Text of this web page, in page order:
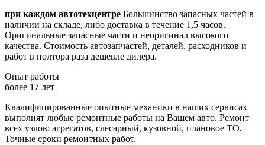
при каждом автотехцентре Большинство запасных частей в
наличии на складе, либо доставка в течение 1,5 часов.
Оригинальные запасные части и неоригинал высокого
качества. Стоимость автозапчастей, деталей, расходников и
работ в полтора раза дешевле дилера.
Опыт работы
более 17 лет
Квалифицированные опытные механики в наших сервисах
выполнят любые ремонтные работы на Вашем авто. Ремонт
всех узлов: агрегатов, слесарный, кузовной, плановое ТО.
Точные сроки ремонтных работ.